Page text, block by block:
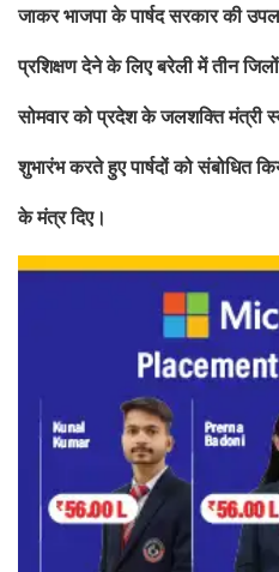
जाकर भाजपा के पार्षद सरकार की
प्रशिक्षण देने के लिए बरेली में तीन
सोमवार को प्रदेश के जलशक्ति मंत्री
शुभारंभ करते हुए पार्षदों को संबोधित
के मंत्र दिए।